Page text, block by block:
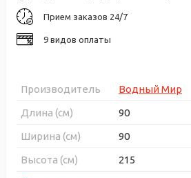
Прием заказов 24/7
9 видов оплаты
Производитель
Водный Мир
Длина (см)
90
Ширина (см)
90
Высота (см)
215